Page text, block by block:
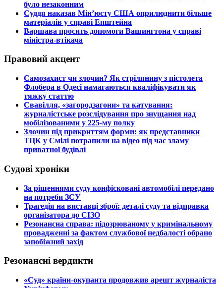
було незаконним
​Суддя наказав Мін’юсту США оприлюднити більше
матеріалів у справі Епштейна
​Варшава просить допомоги Вашингтона у справі
міністра-втікача
Правовий акцент
​Самозахист чи злочин? Як стрілянину з пістолета
Флобера в Одесі намагаються кваліфікувати як
тяжку статтю
​Свавілля, «загородзагони» та катування:
журналістське розслідування про знущання над
мобілізованими у 225-му полку
​Злочин під прикриттям форми: як представники
ТЦК у Смілі потрапили на відео під час зламу
приватної будівлі
Судові хроніки
​За рішеннями суду конфісковані автомобілі передано
на потреби ЗСУ
​Трагедія на виставці зброї: деталі суду та відправка
організатора до СІЗО
​Резонансна справа: підозрюваному у кримінальному
провадженні за фактом службової недбалості обрано
запобіжний захід
Резонансні вердикти
​«Суд» країни-окупанта продовжив арешт журналіста